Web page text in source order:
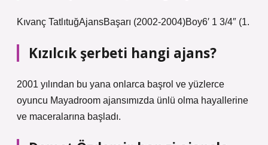
Kıvanç TatlıtuğAjansBaşarı (2002-2004)Boy6′ 1 3/4″ (1.
Kızılcık şerbeti hangi ajans?
2001 yılından bu yana onlarca başrol ve yüzlerce
oyuncu Mayadroom ajansımızda ünlü olma hayallerine
ve maceralarına başladı.